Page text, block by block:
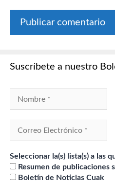
Suscríbete a nuestro
Seleccionar la(s) lista(s) a las
Resumen de publicaciones
Boletín de Noticias Cuak